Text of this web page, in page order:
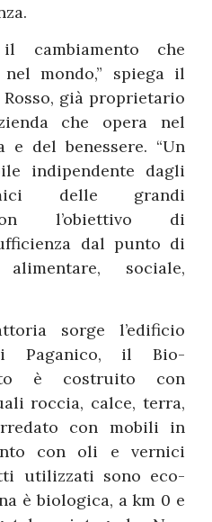
cambiamento che
mondo,” spiega il
già proprietario
che opera nel
del benessere. “Un
indipendente dagli
delle grandi
l’obiettivo di
dal punto di
sociale,
sorge l’edificio
Paganico, il Bio-
è costruito con
roccia, calce, terra,
con mobili in
con oli e vernici
utilizzati sono eco-
è biologica, a km 0 e